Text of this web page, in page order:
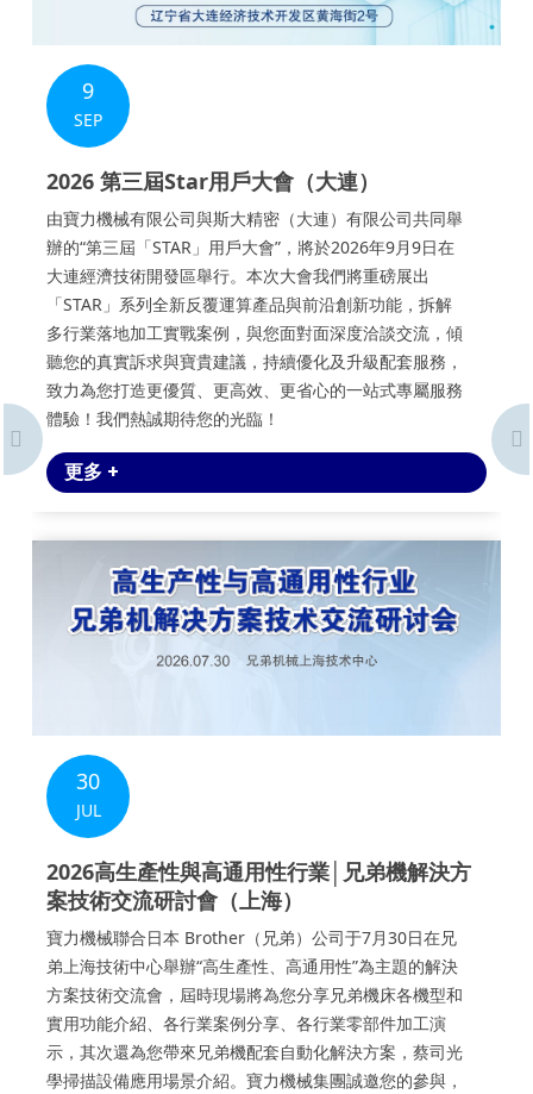
9
SEP
2026 第三屆Star用戶大會（大連）
由寶力機械有限公司與斯大精密（大連）有限公司共同舉
辦的“第三屆「STAR」用戶大會”，將於2026年9月9日在
大連經濟技術開發區舉行。本次大會我們將重磅展出
「STAR」系列全新反覆運算產品與前沿創新功能，拆解
多行業落地加工實戰案例，與您面對面深度洽談交流，傾
聽您的真實訴求與寶貴建議，持續優化及升級配套服務，
致力為您打造更優質、更高效、更省心的一站式專屬服務
體驗！我們熱誠期待您的光臨！
更多 +
30
JUL
2026高生產性與高通用性行業│兄弟機解決方
案技術交流研討會（上海）
寶力機械聯合日本 Brother（兄弟）公司于7月30日在兄
弟上海技術中心舉辦“高生產性、高通用性”為主題的解決
方案技術交流會，屆時現場將為您分享兄弟機床各機型和
實用功能介紹、各行業案例分享、各行業零部件加工演
示，其次還為您帶來兄弟機配套自動化解決方案，蔡司光
學掃描設備應用場景介紹。寶力機械集團誠邀您的參與，